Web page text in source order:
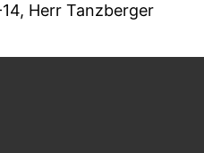
Herr Tanzberger